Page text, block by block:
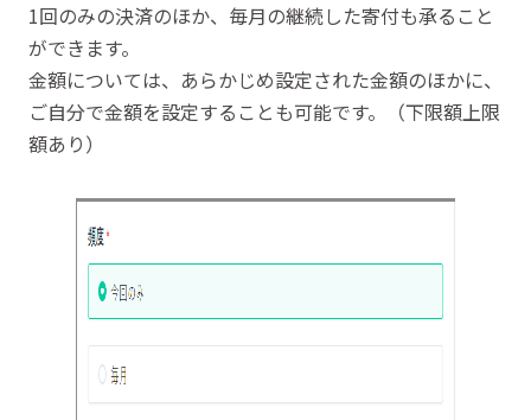
1回のみの決済のほか、毎月の継続した寄付も承ること
ができます。
金額については、あらかじめ設定された金額のほかに、
ご自分で金額を設定することも可能です。（下限額上限
額あり）